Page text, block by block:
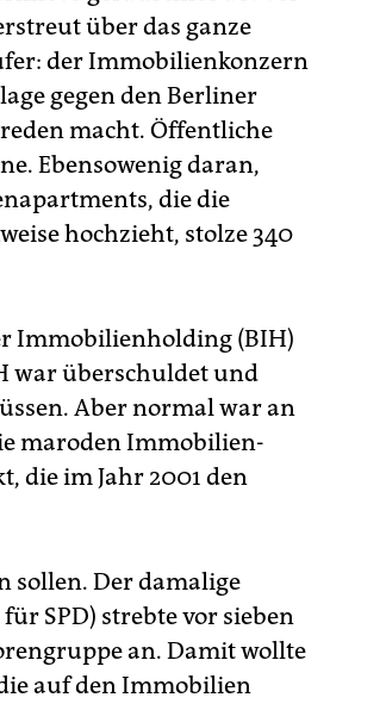
über das ganze
der Immobilienkonzern
gegen den Berliner
macht. Öffentliche
Ebensowenig daran,
die die
hochzieht, stolze 340
Immobi­lien­holding (BIH)
war überschuldet und
Aber normal war an
maroden Immobi­lien­
die im Jahr 2001 den
sollen. Der damalige
SPD) strebte vor sieben
an. Damit wollte
auf den Immobilien